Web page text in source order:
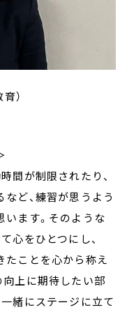
）
間が制限されたり、
ど、練習が思うよう
ます。そのような
心をひとつにし、
たことを心から称え
向上に期待したい部
緒にステージに立て